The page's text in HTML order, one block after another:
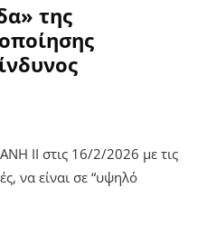
της
ΙΙ στις 16/2/2026 με τις
να είναι σε “υψηλό